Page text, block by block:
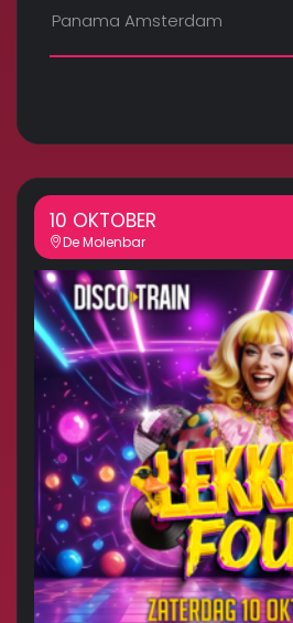
Panama Amsterdam
10 OKTOBER
De Molenbar